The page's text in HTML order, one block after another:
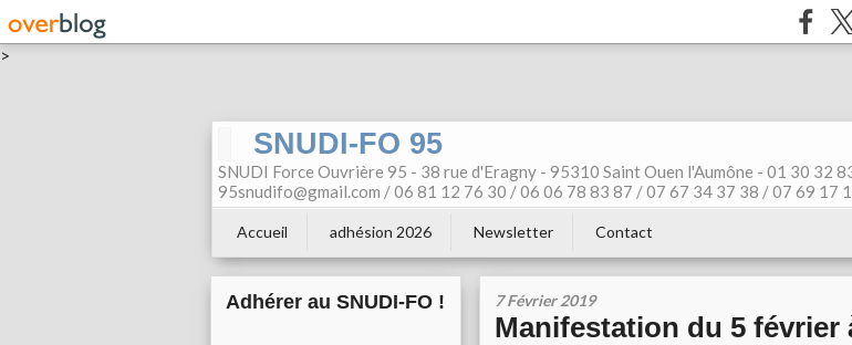
>
SNUDI-FO 95
SNUDI Force Ouvrière 95 - 38 rue d'Eragny - 95310 Saint Ouen l'Aumône - 01 30 32
95snudifo@gmail.com / 06 81 12 76 30 / 06 06 78 83 87 / 07 67 34 37 38 / 07 69 17
Accueil adhésion 2026 Newsletter Contact
Adhérer au SNUDI-FO ! 7 Février 2019
Manifestation du 5 février